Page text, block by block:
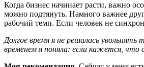
Когда бизнес начинает расти, важно
можно подтянуть. Намного важнее
рабочий темп. Если человек не
Долгое время я не решалась
временем я поняла: если кажется, что